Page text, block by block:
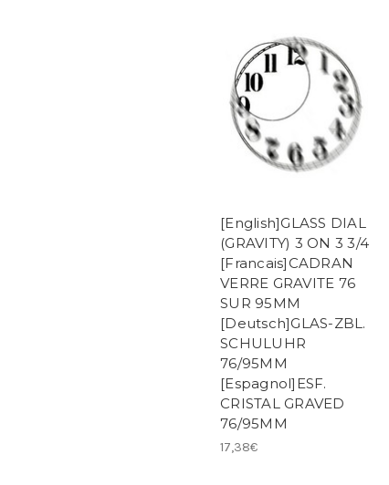
[English]GLASS DIAL
(GRAVITY) 3 ON 3 3/4
[Francais]CADRAN
VERRE GRAVITE 76
SUR 95MM
[Deutsch]GLAS-ZBL.
SCHULUHR
76/95MM
[Espagnol]ESF.
CRISTAL GRAVED
76/95MM
17,38€